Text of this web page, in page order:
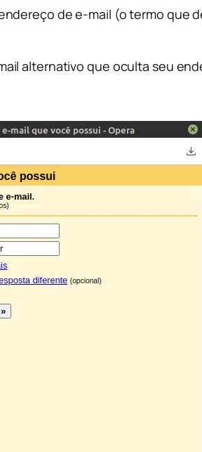
de e-mail (o termo que
alternativo que oculta seu